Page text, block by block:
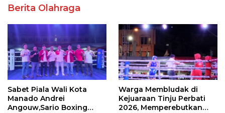
Berita Olahraga
Sabet Piala Wali Kota
Manado Andrei
Angouw,Sario Boxing
Warga Membludak di
Kejuaraan Tinju Perbati
2026, Memperebutkan